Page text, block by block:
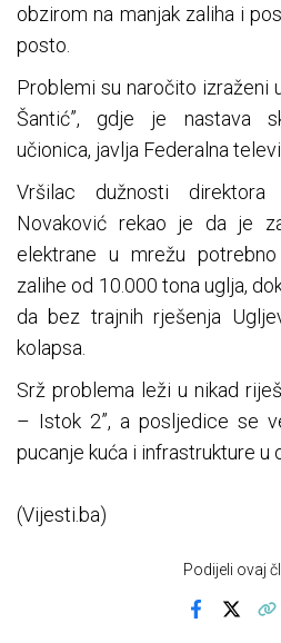
obzirom na manjak zaliha i
posto.
Problemi su naročito izraženi
Šantić”, gdje je nastava
učionica, javlja Federalna
Vršilac dužnosti direktora
Novaković rekao je da je
elektrane u mrežu
zalihe od 10.000 tona uglja,
da bez trajnih rješenja
kolapsa.
Srž problema leži u nikad
– Istok 2”, a posljedice se
pucanje kuća i infrastrukture u
(Vijesti.ba)
Podijeli ovaj